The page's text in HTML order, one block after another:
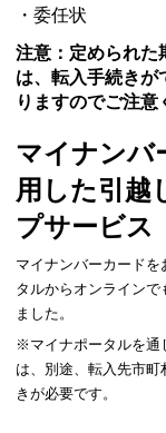
・委任状
注意：定められた
は、転入手続きが
りますのでご注意
マイナンバ
用した引越
プサービス
マイナンバーカード
タルからオンラインで
ました。
※マイナポータルを通
は、別途、転入先市
きが必要です。